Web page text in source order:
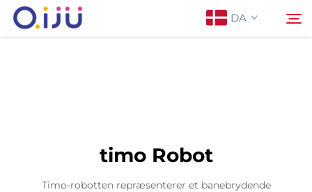
DA
timo Robot
Timo-robotten repræsenterer et banebrydende